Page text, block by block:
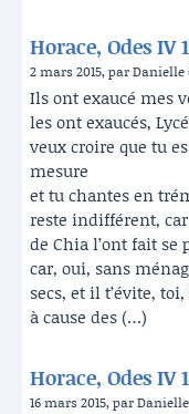
Horace, Odes
2 mars 2015, par Danielle
Ils ont exaucé mes
les ont exaucés,
veux croire que tu
mesure
et tu chantes en
reste indifférent,
de Chia l’ont fait se
car, oui, sans
secs, et il t’évite,
à cause des (…)
Horace, Odes IV
16 mars 2015, par